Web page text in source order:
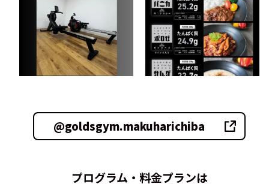
@goldsgym.makuharichiba
プログラム・料金プランは